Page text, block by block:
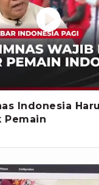
Indonesia
Pemain